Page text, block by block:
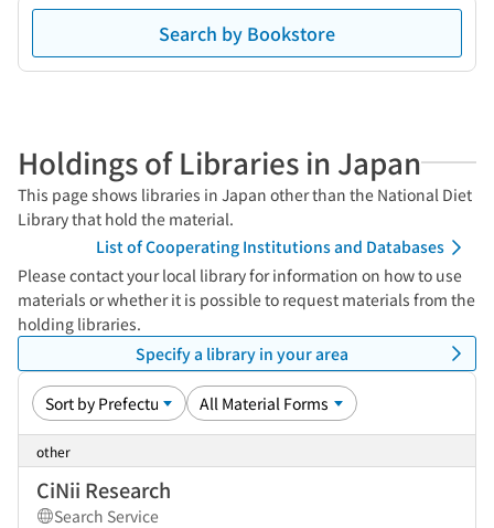
Search by Bookstore
Holdings of Libraries in Japan
This page shows libraries in Japan other than the National Diet
Library that hold the material.
List of Cooperating Institutions and Databases
Please contact your local library for information on how to use
materials or whether it is possible to request materials from the
holding libraries.
Specify a library in your area
other
CiNii Research
Search Service